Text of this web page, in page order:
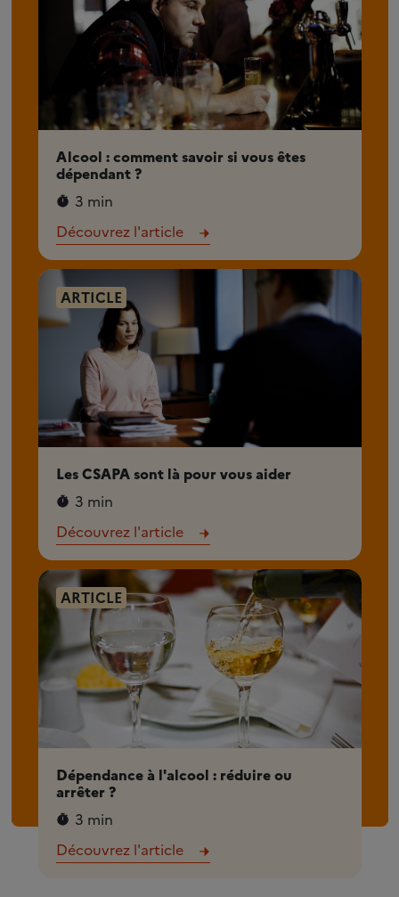
Alcool : comment savoir si vous êtes
dépendant ?
3 min
Découvrez l'article
ARTICLE
Les CSAPA sont là pour vous aider
3 min
Découvrez l'article
ARTICLE
Dépendance à l'alcool : réduire ou
arrêter ?
3 min
Découvrez l'article